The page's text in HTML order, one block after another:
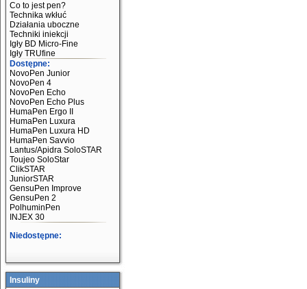
Co to jest pen?
Technika wkłuć
Działania uboczne
Techniki iniekcji
Igły BD Micro-Fine
Igły TRUfine
Dostępne:
NovoPen Junior
NovoPen 4
NovoPen Echo
NovoPen Echo Plus
HumaPen Ergo II
HumaPen Luxura
HumaPen Luxura HD
HumaPen Savvio
Lantus/Apidra SoloSTAR
Toujeo SoloStar
ClikSTAR
JuniorSTAR
GensuPen Improve
GensuPen 2
PolhuminPen
INJEX 30
Niedostępne:
Insuliny